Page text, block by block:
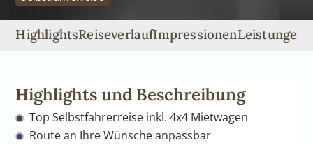
HighlightsReiseverlaufImpressionenLeistungen
Highlights und Beschreibung
Top Selbstfahrerreise inkl. 4x4 Mietwagen
Route an Ihre Wünsche anpassbar